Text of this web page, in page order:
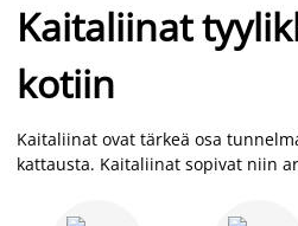
Kaitaliinat
kotiin
Kaitaliinat ovat tärkeä osa
kattausta. Kaitaliinat sopivat niin
juhlatilaisuuteen, löydät varmasti